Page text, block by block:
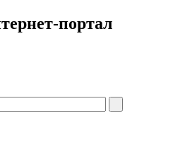
портал